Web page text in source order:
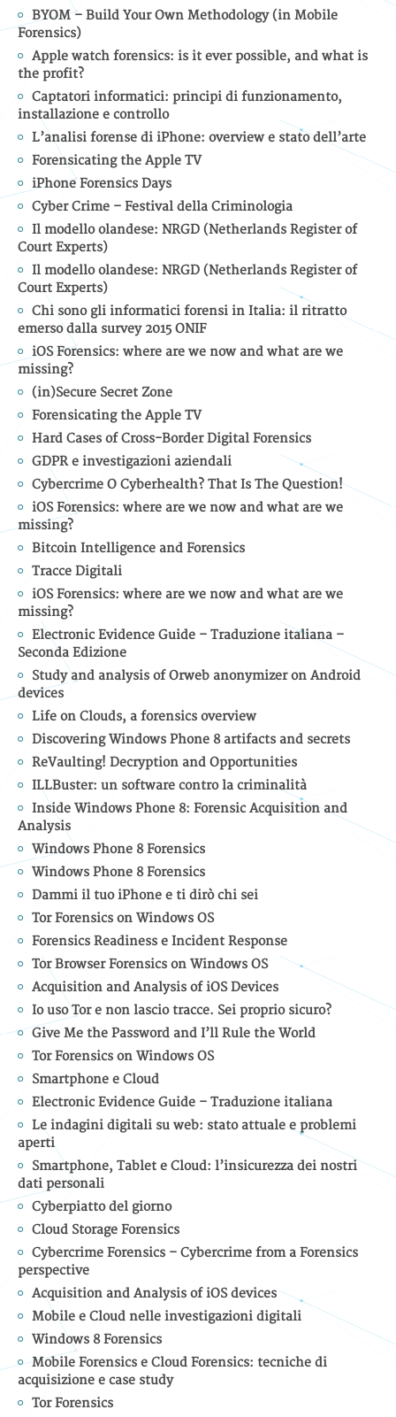
BYOM – Build Your Own Methodology (in Mobile
Forensics)
Apple watch forensics: is it ever possible, and what is
the profit?
Captatori informatici: principi di funzionamento,
installazione e controllo
L’analisi forense di iPhone: overview e stato dell’arte
Forensicating the Apple TV
iPhone Forensics Days
Cyber Crime – Festival della Criminologia
Il modello olandese: NRGD (Netherlands Register of
Court Experts)
Il modello olandese: NRGD (Netherlands Register of
Court Experts)
Chi sono gli informatici forensi in Italia: il ritratto
emerso dalla survey 2015 ONIF
iOS Forensics: where are we now and what are we
missing?
(in)Secure Secret Zone
Forensicating the Apple TV
Hard Cases of Cross-Border Digital Forensics
GDPR e investigazioni aziendali
Cybercrime O Cyberhealth? That Is The Question!
iOS Forensics: where are we now and what are we
missing?
Bitcoin Intelligence and Forensics
Tracce Digitali
iOS Forensics: where are we now and what are we
missing?
Electronic Evidence Guide – Traduzione italiana –
Seconda Edizione
Study and analysis of Orweb anonymizer on Android
devices
Life on Clouds, a forensics overview
Discovering Windows Phone 8 artifacts and secrets
ReVaulting! Decryption and Opportunities
ILLBuster: un software contro la criminalità
Inside Windows Phone 8: Forensic Acquisition and
Analysis
Windows Phone 8 Forensics
Windows Phone 8 Forensics
Dammi il tuo iPhone e ti dirò chi sei
Tor Forensics on Windows OS
Forensics Readiness e Incident Response
Tor Browser Forensics on Windows OS
Acquisition and Analysis of iOS Devices
Io uso Tor e non lascio tracce. Sei proprio sicuro?
Give Me the Password and I’ll Rule the World
Tor Forensics on Windows OS
Smartphone e Cloud
Electronic Evidence Guide – Traduzione italiana
Le indagini digitali su web: stato attuale e problemi
aperti
Smartphone, Tablet e Cloud: l’insicurezza dei nostri
dati personali
Cyberpiatto del giorno
Cloud Storage Forensics
Cybercrime Forensics – Cybercrime from a Forensics
perspective
Acquisition and Analysis of iOS devices
Mobile e Cloud nelle investigazioni digitali
Windows 8 Forensics
Mobile Forensics e Cloud Forensics: tecniche di
acquisizione e case study
Tor Forensics